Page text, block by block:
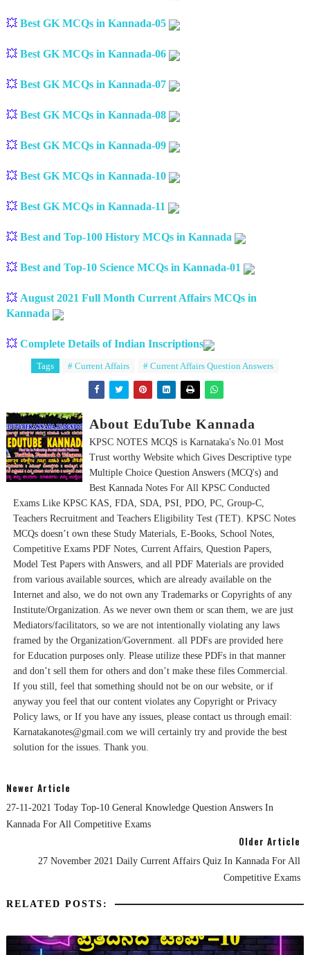
💥 Best GK MCQs in Kannada-05
💥 Best GK MCQs in Kannada-06
💥 Best GK MCQs in Kannada-07
💥 Best GK MCQs in Kannada-08
💥 Best GK MCQs in Kannada-09
💥 Best GK MCQs in Kannada-10
💥 Best GK MCQs in Kannada-11
💥 Best and Top-100 History MCQs in Kannada
💥 Best and Top-10 Science MCQs in Kannada-01
💥 August 2021 Full Month Current Affairs MCQs in
Kannada
💥 Complete Details of Indian Inscriptions
Tags # Current Affairs # Current Affairs Question Answers
About EduTube Kannada
KPSC NOTES MCQS is Karnataka's No.01 Most
Trust worthy Website which Gives Descriptive type
Multiple Choice Question Answers (MCQ's) and
Best Kannada Notes For All KPSC Conducted
Exams Like KPSC KAS, FDA, SDA, PSI, PDO, PC, Group-C,
Teachers Recruitment and Teachers Eligibility Test (TET). KPSC Notes
MCQs doesn’t own these Study Materials, E-Books, School Notes,
Competitive Exams PDF Notes, Current Affairs, Question Papers,
Model Test Papers with Answers, and all PDF Materials are provided
from various available sources, which are already available on the
Internet and also, we do not own any Trademarks or Copyrights of any
Institute/Organization. As we never own them or scan them, we are just
Mediators/facilitators, so we are not intentionally violating any laws
framed by the Organization/Government. all PDFs are provided here
for Education purposes only. Please utilize these PDFs in that manner
and don’t sell them for others and don’t make these files Commercial.
If you still, feel that something should not be on our website, or if
anyway you feel that our content violates any Copyright or Privacy
Policy laws, or If you have any issues, please contact us through email:
Karnatakanotes@gmail.com we will certainly try and provide the best
solution for the issues. Thank you.
Newer Article
27-11-2021 Today Top-10 General Knowledge Question Answers In
Kannada For All Competitive Exams
Older Article
27 November 2021 Daily Current Affairs Quiz In Kannada For All
Competitive Exams
RELATED POSTS: